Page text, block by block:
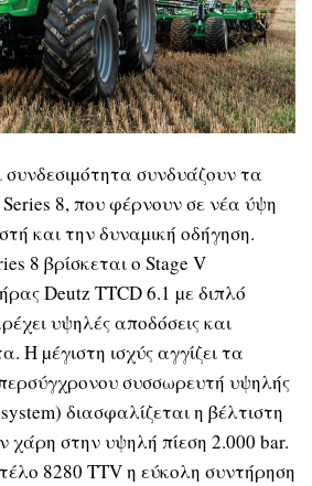
συνδεσιµότητα συνδυάζουν τα
8, που φέρνουν σε νέα ύψη
και την δυναµική οδήγηση.
8 βρίσκεται ο Stage V
Deutz TTCD 6.1 µε διπλό
υψηλές αποδόσεις και
H µέγιστη ισχύς αγγίζει τα
συσσωρευτή υψηλής
διασφαλίζεται η βέλτιστη
χάρη στην υψηλή πίεση 2.000 bar.
8280 TTV η εύκολη συντήρηση